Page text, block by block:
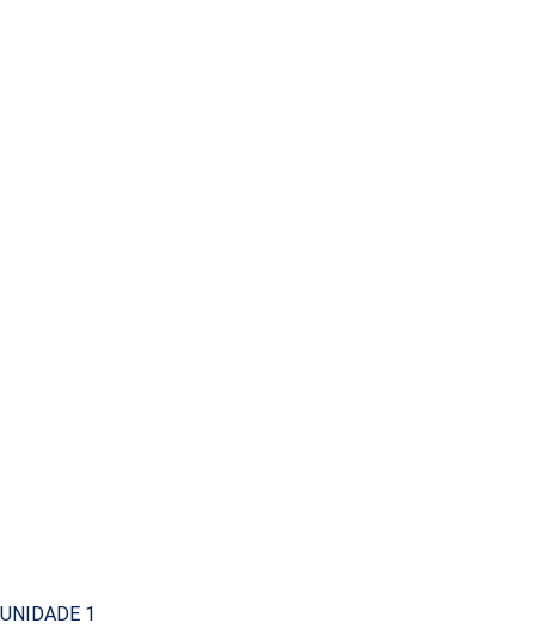
UNIDADE 1